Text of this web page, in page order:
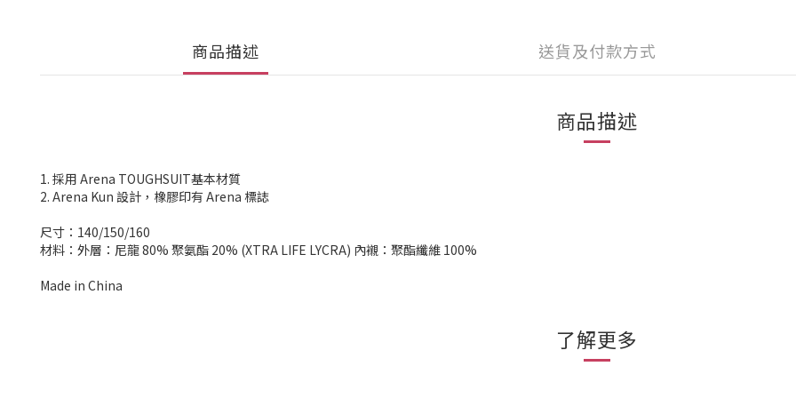
商品描述 送貨及付款方式
商品描述
1. 採用 Arena TOUGHSUIT基本材質
2. Arena Kun 設計，橡膠印有 Arena 標誌
尺寸：140/150/160
材料：外層：尼龍 80% 聚氨酯 20% (XTRA LIFE LYCRA) 內襯：聚酯纖維 100%
Made in China
了解更多